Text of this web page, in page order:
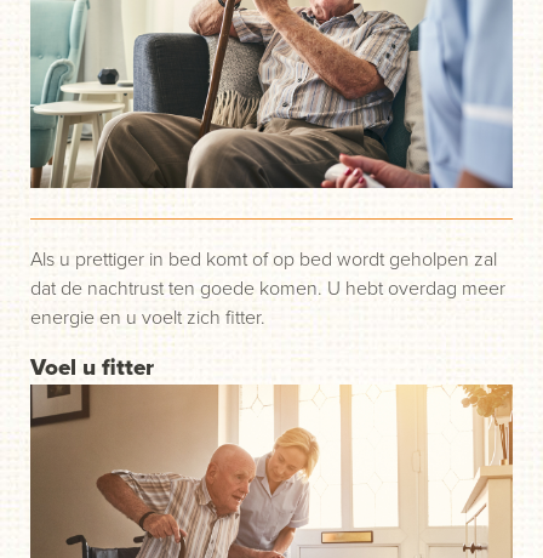
Voel u fitter
Als u prettiger in bed komt of op bed wordt geholpen zal
dat de nachtrust ten goede komen. U hebt overdag meer
energie en u voelt zich fitter.